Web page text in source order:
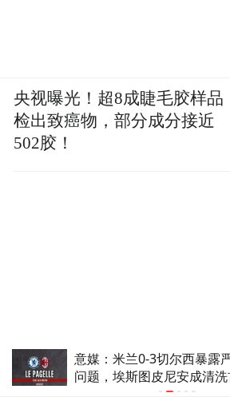
意媒：米兰0-3切尔西暴露
问题，埃斯图皮尼安成清
央视曝光！超8成睫毛胶样品
检出致癌物，部分成分接近
502胶！
央视迎来新主播